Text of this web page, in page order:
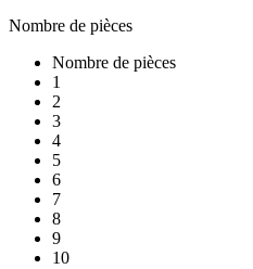
Nombre de pièces
Nombre de pièces
1
2
3
4
5
6
7
8
9
10